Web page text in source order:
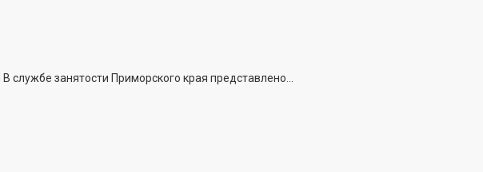
занятости Приморского края представлено...